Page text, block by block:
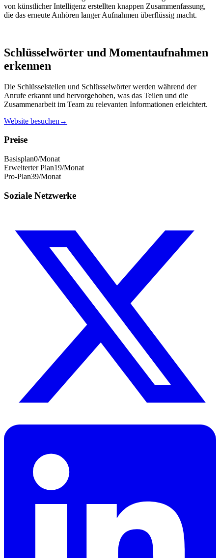
von künstlicher Intelligenz erstellten knappen Zusammenfassung,
die das erneute Anhören langer Aufnahmen überflüssig macht.
Schlüsselwörter und Momentaufnahmen
erkennen
Die Schlüsselstellen und Schlüsselwörter werden während der
Anrufe erkannt und hervorgehoben, was das Teilen und die
Zusammenarbeit im Team zu relevanten Informationen erleichtert.
Website besuchen →
Preise
Basisplan0/Monat
Erweiterter Plan19/Monat
Pro-Plan39/Monat
Soziale Netzwerke